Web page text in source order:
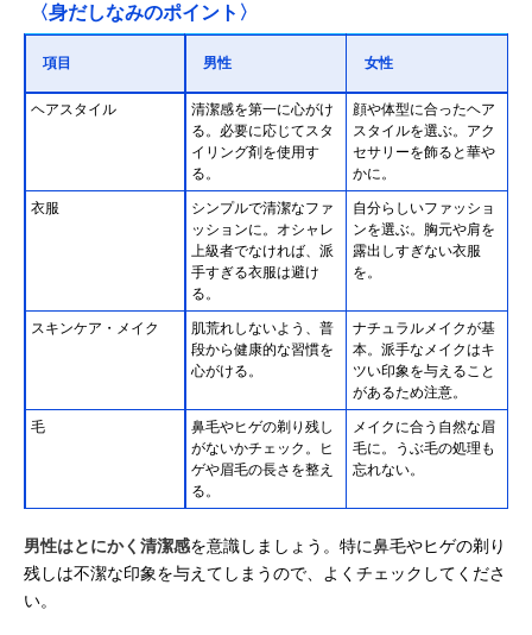
〈身だしなみのポイント〉
項目 男性 女性
ヘアスタイル
清潔感を第一に心がけ
る。必要に応じてスタ
イリング剤を使用す
る。
顔や体型に合ったヘア
スタイルを選ぶ。アク
セサリーを飾ると華や
かに。
衣服
シンプルで清潔なファ
ッションに。オシャレ
上級者でなければ、派
手すぎる衣服は避け
る。
自分らしいファッショ
ンを選ぶ。胸元や肩を
露出しすぎない衣服
を。
スキンケア・メイク
肌荒れしないよう、普
段から健康的な習慣を
心がける。
ナチュラルメイクが基
本。派手なメイクはキ
ツい印象を与えること
があるため注意。
毛
鼻毛やヒゲの剃り残し
がないかチェック。ヒ
ゲや眉毛の長さを整え
る。
メイクに合う自然な眉
毛に。うぶ毛の処理も
忘れない。
男性はとにかく清潔感を意識しましょう。特に鼻毛やヒゲの剃り
残しは不潔な印象を与えてしまうので、よくチェックしてくださ
い。